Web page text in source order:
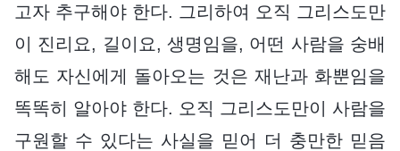
고자 추구해야 한다. 그리하여 오직 그리스도만
이 진리요, 길이요, 생명임을, 어떤 사람을 숭배
해도 자신에게 돌아오는 것은 재난과 화뿐임을
똑똑히 알아야 한다. 오직 그리스도만이 사람을
구원할 수 있다는 사실을 믿어 더 충만한 믿음